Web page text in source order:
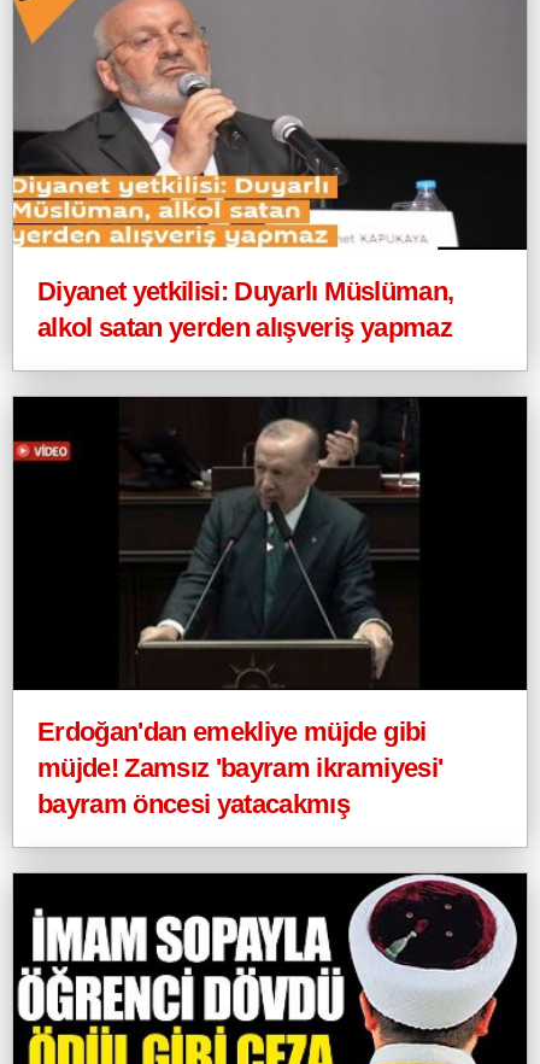
Diyanet yetkilisi: Duyarlı Müslüman,
alkol satan yerden alışveriş yapmaz
Erdoğan'dan emekliye müjde gibi
müjde! Zamsız 'bayram ikramiyesi'
bayram öncesi yatacakmış